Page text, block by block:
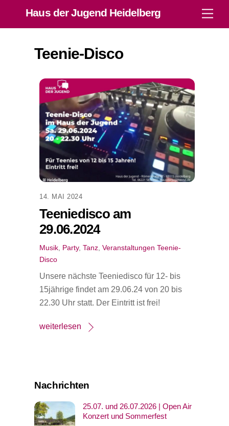
Haus der Jugend Heidelberg
Teenie-Disco
14. MAI 2024
Teeniedisco am
29.06.2024
Musik, Party,Tanz,Veranstaltungen Teenie-
Disco
Unsere nächste Teeniedisco für 12- bis
15jährige findet am 29.06.24 von 20 bis
22.30 Uhr statt. Der Eintritt ist frei!
weiterlesen
Nachrichten
25.07. und 26.07.2026 | Open Air
Konzert und Sommerfest